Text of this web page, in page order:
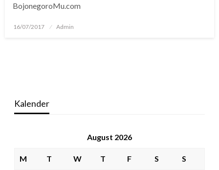
BojonegoroMu.com
Posted
16/07/2017 Admin
Kalender
August 2026
M T W T F S S